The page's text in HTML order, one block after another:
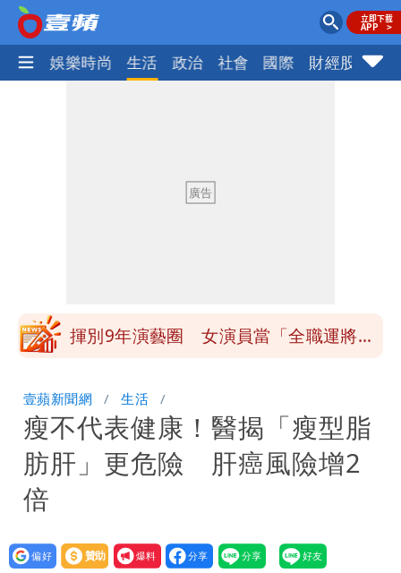
熱門 娛樂時尚 生活 政治 社會 國際 財經股市
回1句笑翻10萬人
白海豚不放假「跟巴威差別在這裡」 蔣
揮別9年演藝圈 女演員當「全職運將」
炸開扁
白海豚發威！內褲掛陽台被吹走 議員神
回1句笑翻10萬人
白海豚不放假「跟巴威差別在這裡」 蔣
壹蘋新聞網 生活
瘦不代表健康！醫揭「瘦型脂
肪肝」更危險 肝癌風險增2
倍
設為
贊助
我要